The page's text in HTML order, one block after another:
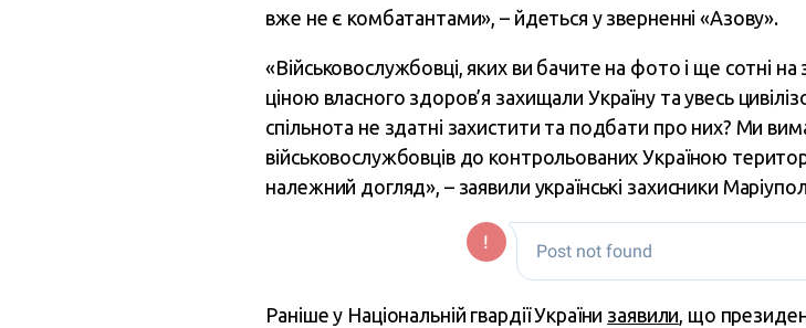
вже не є комбатантами», – йдеться у зверненні «Азову».
«Військовослужбовці, яких ви бачите на фото і ще сотні
ціною власного здоров’я захищали Україну та увесь
спільнота не здатні захистити та подбати про них? Ми
військовослужбовців до контрольованих Україною
належний догляд», – заявили українські захисники
Раніше у Національній гвардії України заявили , що